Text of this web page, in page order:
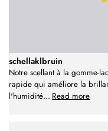
schellaklbruin
Notre scellant à la gomme-
rapide qui améliore la
l'humidité... Read more